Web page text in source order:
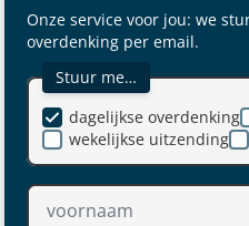
Onze service voor jou: we
overdenking per email.
Stuur me…
dagelijkse overdenking
wekelijkse uitzending